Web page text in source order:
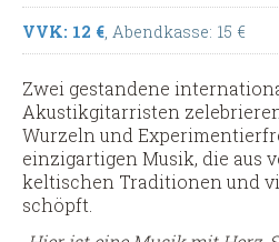
VVK: 12 €, Abendkasse: 15 €
Zwei gestandene
Akustikgitarristen
Wurzeln und
einzigartigen Musik, die aus
keltischen Traditionen und
schöpft.